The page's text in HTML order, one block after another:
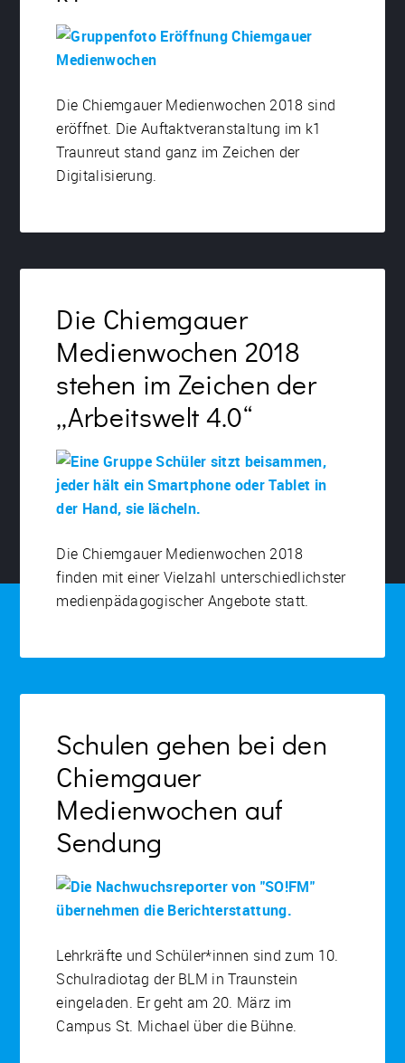
Die Chiemgauer Medienwochen 2018 sind
eröffnet. Die Auftaktveranstaltung im k1
Traunreut stand ganz im Zeichen der
Digitalisierung.
Die Chiemgauer
Medienwochen 2018
stehen im Zeichen der
„Arbeitswelt 4.0“
Die Chiemgauer Medienwochen 2018
finden mit einer Vielzahl unterschiedlichster
medienpädagogischer Angebote statt.
Schulen gehen bei den
Chiemgauer
Medienwochen auf
Sendung
Lehrkräfte und Schüler*innen sind zum 10.
Schulradiotag der BLM in Traunstein
eingeladen. Er geht am 20. März im
Campus St. Michael über die Bühne.